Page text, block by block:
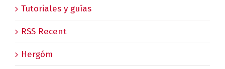
Tutoriales y guías
RSS Recent
Hergóm